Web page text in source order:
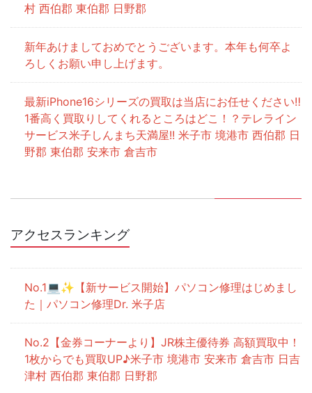
村 西伯郡 東伯郡 日野郡
新年あけましておめでとうございます。本年も何卒よ
ろしくお願い申し上げます。
最新iPhone16シリーズの買取は当店にお任せください‼
1番高く買取りしてくれるところはどこ！？テレライン
サービス米子しんまち天満屋!! 米子市 境港市 西伯郡 日
野郡 東伯郡 安来市 倉吉市
アクセスランキング
💻✨【新サービス開始】パソコン修理はじめまし
た｜パソコン修理Dr. 米子店
【金券コーナーより】JR株主優待券 高額買取中！
1枚からでも買取UP♪米子市 境港市 安来市 倉吉市 日吉
津村 西伯郡 東伯郡 日野郡